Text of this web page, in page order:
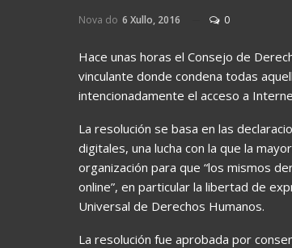
Nova do 6 Xullo, 2016 0
Hace unas horas el Consejo de
vinculante donde condena todas
intencionadamente el acceso a
La resolución se basa en las
digitales, una lucha con la que la
organización para que “los mismos
online”, en particular la libertad de
Universal de Derechos Humanos.
La resolución fue aprobada por